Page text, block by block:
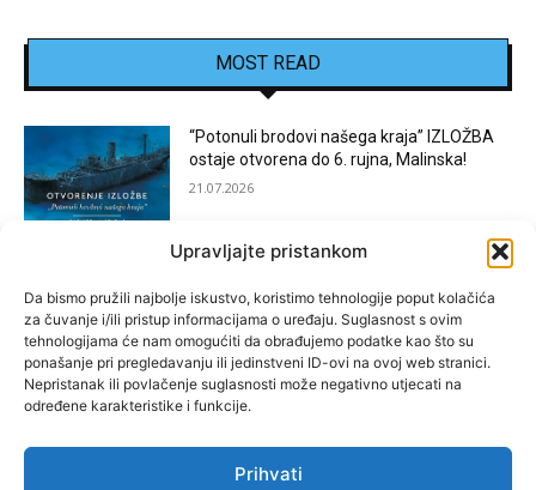
Upravljajte pristankom
Da bismo pružili najbolje iskustvo, koristimo tehnologije poput kolačića
za čuvanje i/ili pristup informacijama o uređaju. Suglasnost s ovim
tehnologijama će nam omogućiti da obrađujemo podatke kao što su
ponašanje pri pregledavanju ili jedinstveni ID-ovi na ovoj web stranici.
Nepristanak ili povlačenje suglasnosti može negativno utjecati na
određene karakteristike i funkcije.
Prihvati
MOST READ
“Potonuli brodovi našega kraja” IZLOŽBA
ostaje otvorena do 6. rujna, Malinska!
21.07.2026
KOSTRENI”
15.07.2026
[BAKAR]: MARGARETINO LETO 2026!